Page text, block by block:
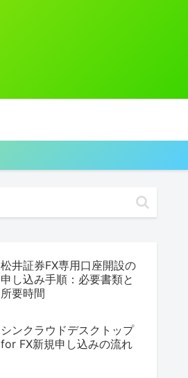
松井証券FX専用口座開設の
申し込み手順：必要書類と
所要時間
シンクラウドデスクトップ
for FX新規申し込みの流れ